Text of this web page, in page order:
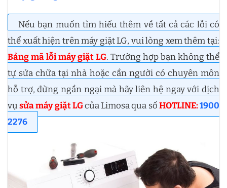
Nếu bạn muốn tìm hiểu thêm về tất cả các lỗi có
thể xuất hiện trên máy giặt LG, vui lòng xem thêm tại:
Bảng mã lỗi máy giặt LG. Trường hợp bạn không thể
tự sửa chữa tại nhà hoặc cần người có chuyên môn
hỗ trợ, đừng ngần ngại mà hãy liên hệ ngay với dịch
vụsửa máy giặt LGcủa Limosa qua sốHOTLINE:1900
2276